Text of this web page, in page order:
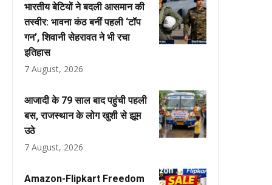
भारतीय बेटियों ने बदली आसमान की
तस्वीर: भावना कंठ बनीं पहली ‘टॉप
गन’, शिवानी सेहरावत ने भी रचा
इतिहास
7 August, 2026
आजादी के 79 साल बाद पहुंची पहली
बस, राजस्थान के लोग खुशी से झूम
उठे
7 August, 2026
Amazon-Flipkart Freedom